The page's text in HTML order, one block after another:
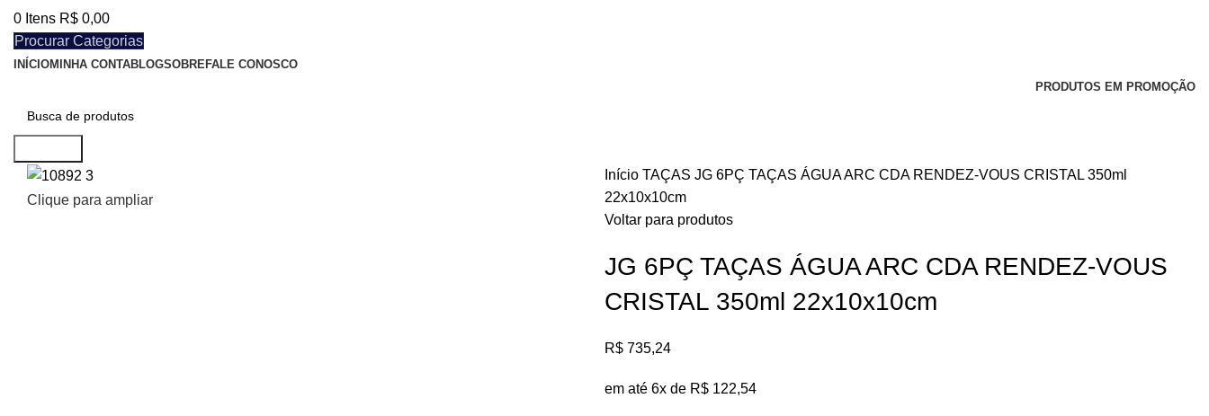
0 Itens R$ 0,00
Procurar Categorias
INÍCIOMINHA CONTABLOGSOBREFALE CONOSCO
PRODUTOS EM PROMOÇÃO
Clique para ampliar
Início TAÇAS JG 6PÇ TAÇAS ÁGUA ARC CDA RENDEZ-VOUS CRISTAL 350ml
22x10x10cm
Voltar para produtos
JG 6PÇ TAÇAS ÁGUA ARC CDA RENDEZ-VOUS
CRISTAL 350ml 22x10x10cm
R$ 735,24
em até 6x de R$ 122,54